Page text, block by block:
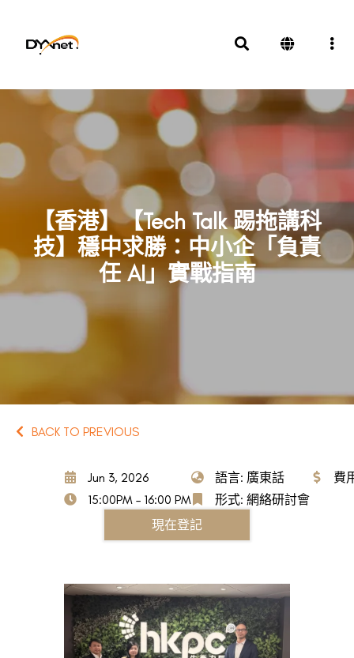
【香港】【Tech Talk 踢拖講科
技】穩中求勝：中小企「負責
任 AI」實戰指南
BACK TO PREVIOUS
Jun 3, 2026
15:00PM – 16:00 PM
語言: 廣東話
形式: 網絡研討會
費
現在登記